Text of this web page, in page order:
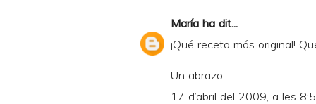
María ha dit...
¡Qué receta más original!
Un abrazo.
17 d’abril del 2009, a les